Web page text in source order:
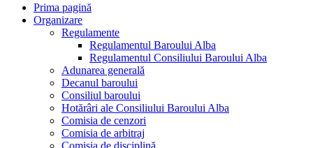
Prima pagină
Organizare
Regulamente
Regulamentul Baroului Alba
Regulamentul Consiliului Baroului Alba
Adunarea generală
Decanul baroului
Consiliul baroului
Hotărâri ale Consiliului Baroului Alba
Comisia de cenzori
Comisia de arbitraj
Comisia de disciplină